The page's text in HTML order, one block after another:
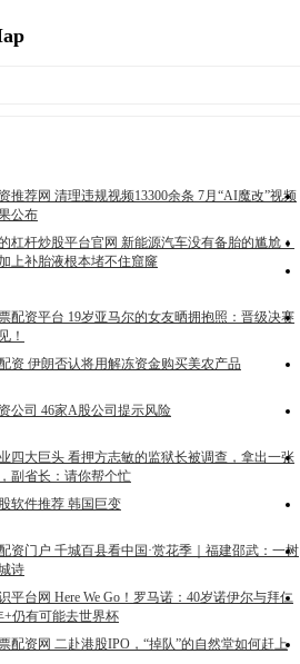
推荐网 清理违规视频13300余条 7月“AI魔改”视频
公布
杠杆炒股平台官网 新能源汽车没有备胎的尴尬：
上补胎液根本堵不住窟窿
配资平台 19岁亚马尔的女友晒拥抱照：晋级决赛
！
资 伊朗否认将用解冻资金购买美农产品
公司 46家A股公司提示风险
四大巨头 看押方志敏的监狱长被调查，拿出一张
副省长：请你帮个忙
软件推荐 韩国巨变
资门户 千城百县看中国·赏花季｜福建邵武：一树
诗
平台网 Here We Go！罗马诺：40岁诺伊尔与拜仁
+仍有可能去世界杯
配资网 二赴港股IPO，“掉队”的自然堂如何赶上